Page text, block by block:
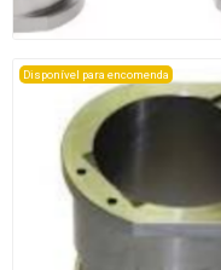
Disponível para encomenda